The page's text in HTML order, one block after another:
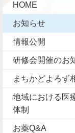
HOME
お知らせ
情報公開
研修会開催のお
まちかどよろず
地域における医
体制
お薬Q&A